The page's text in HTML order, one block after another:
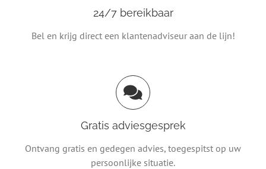
24/7 bereikbaar
Bel en krijg direct een klantenadviseur aan de lijn!
Gratis adviesgesprek
Ontvang gratis en gedegen advies, toegespitst op uw
persoonlijke situatie.